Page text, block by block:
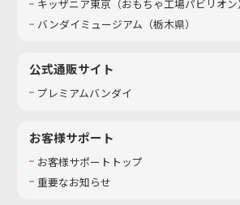
キッザニア東京（おもちゃ工場パビリオン）​
バンダイミュージアム（栃木県）
公式通販サイト
プレミアムバンダイ
お客様サポート
お客様サポートトップ
重要なお知らせ